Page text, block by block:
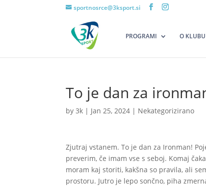
sportnosrce@3ksport.si
PROGRAMI O KLUBU
To je dan za
by3k | Jan 25, 2024 | Nekategorizirano
Zjutraj vstanem. To je dan za Ironman!
preverim, če imam vse s seboj. Komaj
moram kaj storiti, kakšna so pravila, ali
prostoru. Jutro je lepo sončno, piha